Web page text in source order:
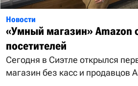
Новости
«Умный магазин» Amazon
посетителей
Сегодня в Сиэтле открылся
магазин без касс и продавцов